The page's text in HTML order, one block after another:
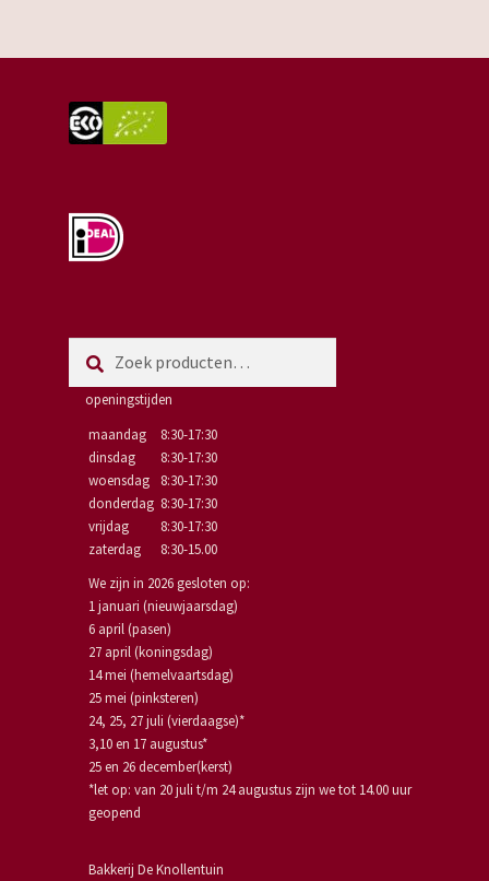
naar:
openingstijden
maandag
8:30-17:30
dinsdag
8:30-17:30
woensdag
8:30-17:30
donderdag 8:30-17:30
vrijdag
8:30-17:30
zaterdag
8:30-15.00
We zijn in 2026 gesloten op:
1 januari (nieuwjaarsdag)
6 april (pasen)
27 april (koningsdag)
14 mei (hemelvaartsdag)
25 mei (pinksteren)
24, 25, 27 juli (vierdaagse)*
3,10 en 17 augustus*
25 en 26 december(kerst)
*let op: van 20 juli t/m 24 augustus zijn we tot 14.00 uur
geopend
Bakkerij De Knollentuin